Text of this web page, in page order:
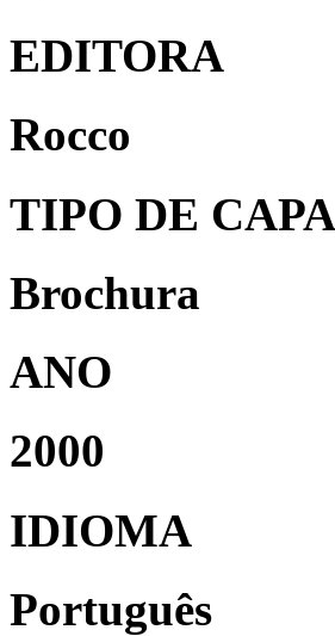
EDITORA
Rocco
TIPO DE CAPA
Brochura
ANO
2000
IDIOMA
Português